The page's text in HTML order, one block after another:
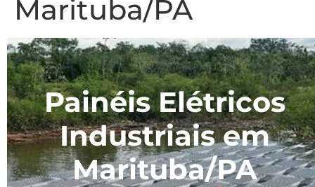
Marituba/PA
Painéis Elétricos
Industriais em
Marituba/PA